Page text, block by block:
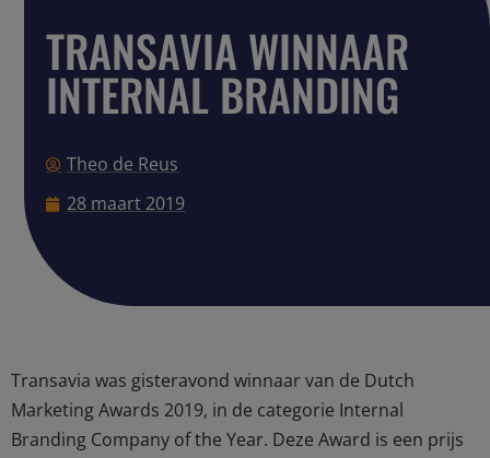
TRANSAVIA WINNAAR
INTERNAL BRANDING
Theo de Reus
28 maart 2019
Transavia was gisteravond winnaar van de Dutch
Marketing Awards 2019, in de categorie Internal
Branding Company of the Year. Deze Award is een prijs